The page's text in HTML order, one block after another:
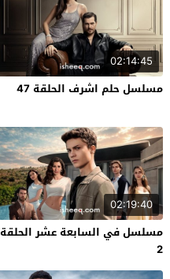
02:14:45
مسلسل حلم اشرف الحلقة 47
02:19:40
مسلسل في السابعة عشر الحلقة
2